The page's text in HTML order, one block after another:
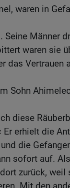
waren in
Seine Männer
waren sie
das Vertrauen
Sohn
diese
Er erhielt die
die
sofort auf.
zurück, weil